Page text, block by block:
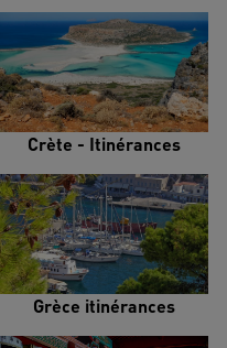
Crète - Itinérances
Grèce itinérances